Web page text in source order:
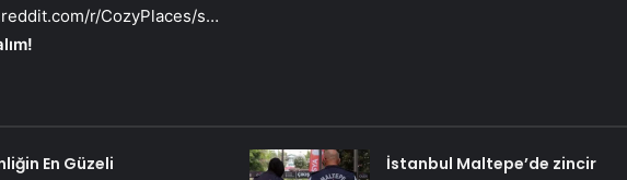
r/CozyPlaces/s…
En Güzeli
İstanbul Maltepe’de zincir